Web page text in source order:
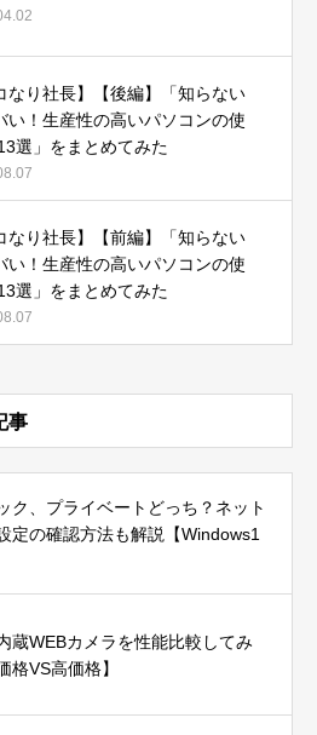
なり社長】【後編】「知らない
い！生産性の高いパソコンの使
選」をまとめてみた
なり社長】【前編】「知らない
い！生産性の高いパソコンの使
選」をまとめてみた
事
ク、プライベートどっち？ネット
定の確認方法も解説【Windows1
蔵WEBカメラを性能比較してみ
格VS高価格】